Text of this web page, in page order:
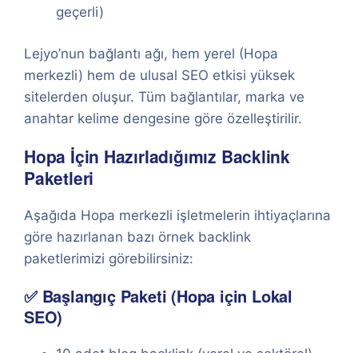
geçerli)
Lejyo’nun bağlantı ağı, hem yerel (Hopa
merkezli) hem de ulusal SEO etkisi yüksek
sitelerden oluşur. Tüm bağlantılar, marka ve
anahtar kelime dengesine göre özelleştirilir.
Hopa İçin Hazırladığımız Backlink
Paketleri
Aşağıda Hopa merkezli işletmelerin ihtiyaçlarına
göre hazırlanan bazı örnek backlink
paketlerimizi görebilirsiniz:
✅ Başlangıç Paketi (Hopa için Lokal
SEO)